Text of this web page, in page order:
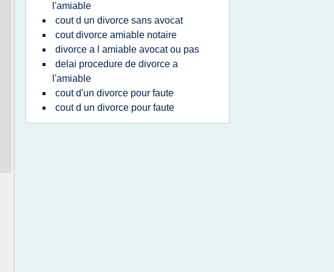
l'amiable
cout d un divorce sans avocat
cout divorce amiable notaire
divorce a l amiable avocat ou pas
delai procedure de divorce a
l'amiable
cout d'un divorce pour faute
cout d un divorce pour faute